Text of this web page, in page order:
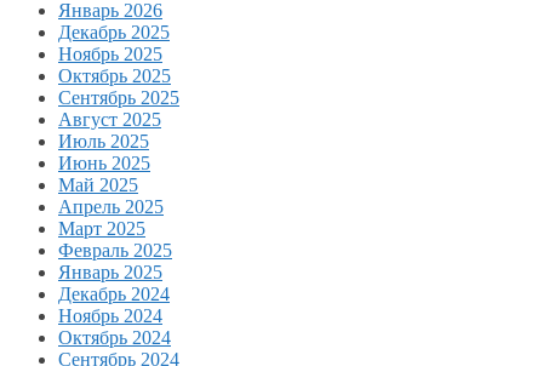
Январь 2026
Декабрь 2025
Ноябрь 2025
Октябрь 2025
Сентябрь 2025
Август 2025
Июль 2025
Июнь 2025
Май 2025
Апрель 2025
Март 2025
Февраль 2025
Январь 2025
Декабрь 2024
Ноябрь 2024
Октябрь 2024
Сентябрь 2024